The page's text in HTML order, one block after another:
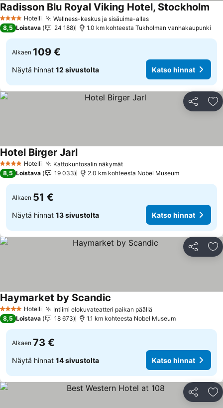
4 Tähtiluokitus
Hotelli Wellness-keskus ja sisäuima-allas
Radisson Blu Royal Viking Hotel, Stockholm
8,5 Loistava 24 188 1.0 km kohteesta Tukholman vanhakaupunki
Alkaen 109 €
Näytä hinnat 12 sivustolta Katso hinnat
Jaa
4 Tähtiluokitus
Hotelli Kattokuntosalin näkymät
Hotel Birger Jarl
8,5 Loistava 19 033 2.0 km kohteesta Nobel Museum
Alkaen 51 €
Näytä hinnat 13 sivustolta Katso hinnat
Jaa
4 Tähtiluokitus
Hotelli Intiimi elokuvateatteri paikan päällä
Haymarket by Scandic
8,5 Loistava 18 673 1.1 km kohteesta Nobel Museum
Alkaen 73 €
Näytä hinnat 14 sivustolta Katso hinnat
Jaa